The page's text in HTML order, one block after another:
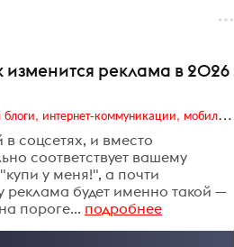
изменится реклама в 2026
Digital (web-дизайн, интернет-реклама и продвижение, интернет-сообщества и блоги, интернет-коммуникации, мобильный маркетинг, реклама на цифровых экранах)
в соцсетях, и вместо
соответствует вашему
у меня!", а почти
реклама будет именно такой —
пороге... подробнее